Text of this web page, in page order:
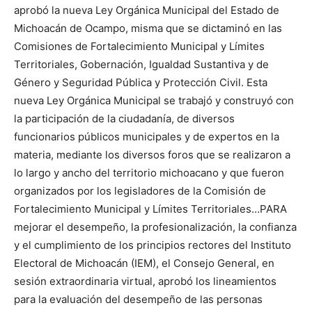
aprobó la nueva Ley Orgánica Municipal del Estado de
Michoacán de Ocampo, misma que se dictaminó en las
Comisiones de Fortalecimiento Municipal y Límites
Territoriales, Gobernación, Igualdad Sustantiva y de
Género y Seguridad Pública y Protección Civil. Esta
nueva Ley Orgánica Municipal se trabajó y construyó con
la participación de la ciudadanía, de diversos
funcionarios públicos municipales y de expertos en la
materia, mediante los diversos foros que se realizaron a
lo largo y ancho del territorio michoacano y que fueron
organizados por los legisladores de la Comisión de
Fortalecimiento Municipal y Límites Territoriales…PARA
mejorar el desempeño, la profesionalización, la confianza
y el cumplimiento de los principios rectores del Instituto
Electoral de Michoacán (IEM), el Consejo General, en
sesión extraordinaria virtual, aprobó los lineamientos
para la evaluación del desempeño de las personas